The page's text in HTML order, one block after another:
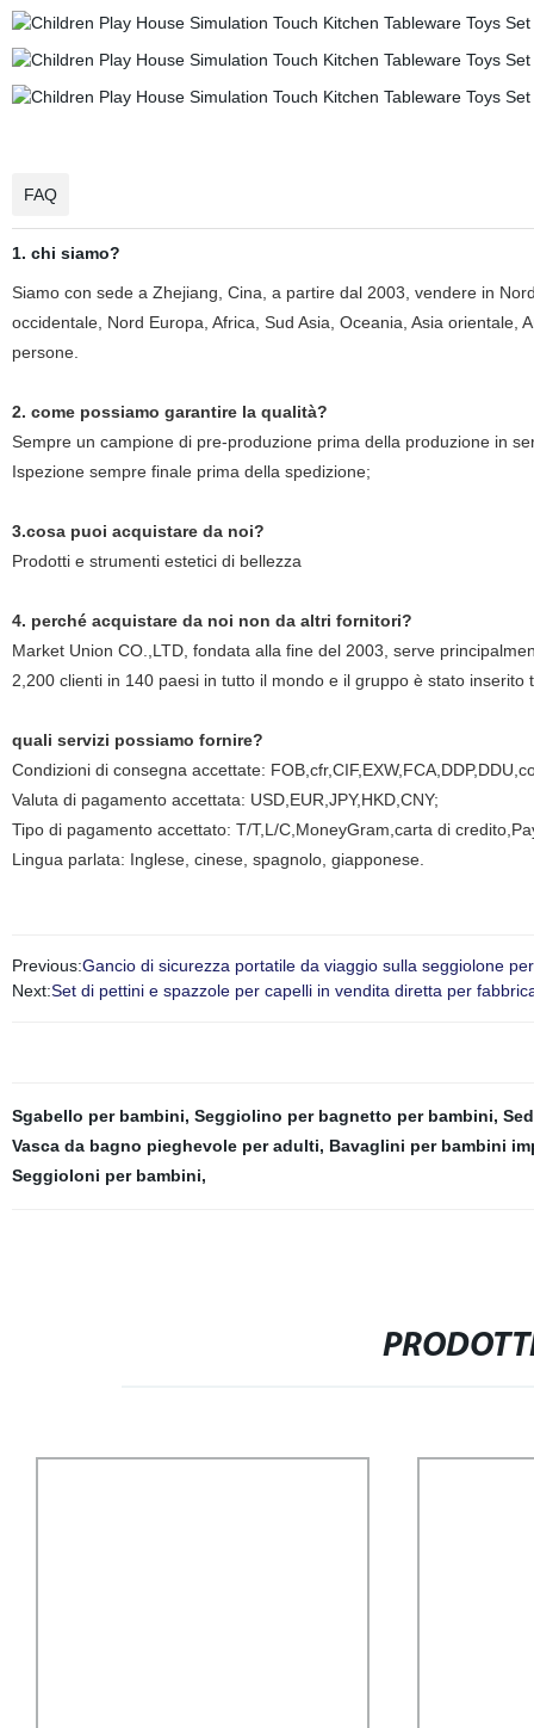
FAQ
1. chi siamo?
Siamo con sede a Zhejiang, Cina, a partire dal 2003, vendere in
occidentale, Nord Europa, Africa, Sud Asia, Oceania, Asia
persone.
2. come possiamo garantire la qualità?
Sempre un campione di pre-produzione prima della produzione in
Ispezione sempre finale prima della spedizione;
3.cosa puoi acquistare da noi?
Prodotti e strumenti estetici di bellezza
4. perché acquistare da noi non da altri fornitori?
Market Union CO.,LTD, fondata alla fine del 2003, serve
2,200 clienti in 140 paesi in tutto il mondo e il gruppo è stato inserito
quali servizi possiamo fornire?
Condizioni di consegna accettate:
Valuta di pagamento accettata: USD,EUR,JPY,HKD,CNY;
Tipo di pagamento accettato: T/T,L/C,MoneyGram,carta di
Lingua parlata: Inglese, cinese, spagnolo, giapponese.
Previous:Gancio di sicurezza portatile da viaggio sulla seggiolone
Next:Set di pettini e spazzole per capelli in vendita diretta per
Sgabello per bambini, Seggiolino per bagnetto per bambini,
Vasca da bagno pieghevole per adulti, Bavaglini per bambini
Seggioloni per bambini,